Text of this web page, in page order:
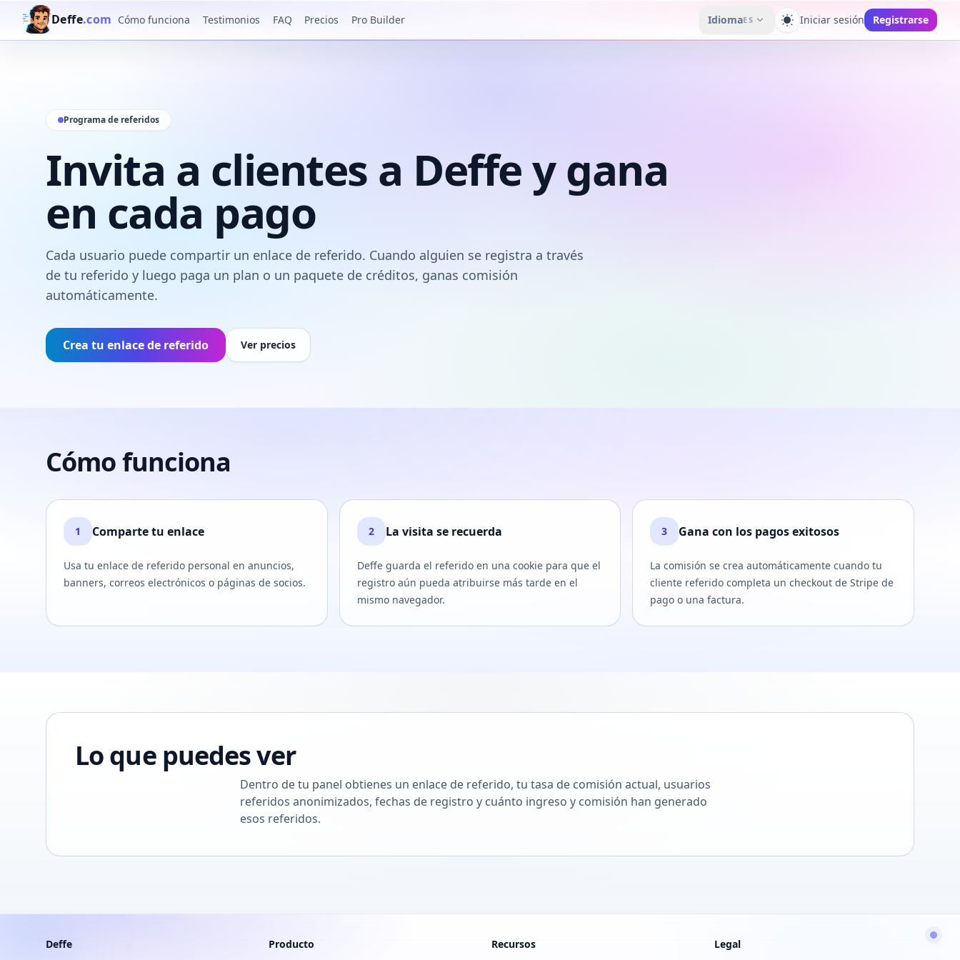
Deffe.com Cómo funciona Testimonios FAQ Precios Pro Builder IdiomaES Cambiar tema
Iniciar sesión Registrarse
Programa de referidos
Invita a clientes a Deffe y gana
en cada pago
Cada usuario puede compartir un enlace de referido. Cuando alguien se registra a través
de tu referido y luego paga un plan o un paquete de créditos, ganas comisión
automáticamente.
Crea tu enlace de referido Ver precios
Cómo funciona
1 Comparte tu enlace
Usa tu enlace de referido personal en anuncios,
banners, correos electrónicos o páginas de socios.
2 La visita se recuerda
Deffe guarda el referido en una cookie para que el
registro aún pueda atribuirse más tarde en el
mismo navegador.
3 Gana con los pagos exitosos
La comisión se crea automáticamente cuando tu
cliente referido completa un checkout de Stripe de
pago o una factura.
Lo que puedes ver
Dentro de tu panel obtienes un enlace de referido, tu tasa de comisión actual, usuarios
referidos anonimizados, fechas de registro y cuánto ingreso y comisión han generado
esos referidos.
Deffe
Producto
Recursos
Legal